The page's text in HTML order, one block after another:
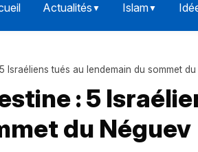
Actualités ▼ Islam▼
Israéliens tués au lendemain du sommet
: 5
du Néguev